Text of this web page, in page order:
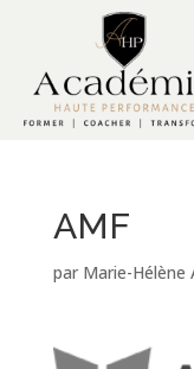
AMF
par Marie-Hélène